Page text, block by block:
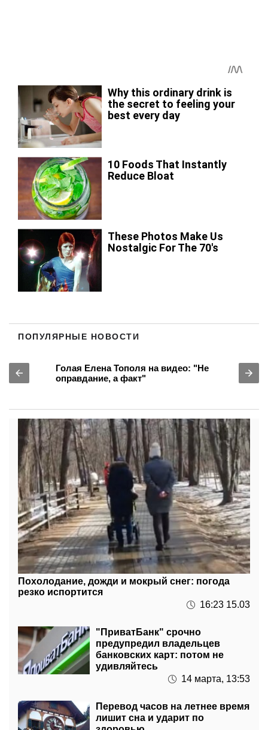
Похолодание, дожди и мокрый снег: погода
резко испортится
16:23 15.03
"ПриватБанк" срочно
банковских карт: потом не
удивляйтесь
14 марта, 13:53
Перевод часов на летнее время
здоровью
14 марта, 07:47